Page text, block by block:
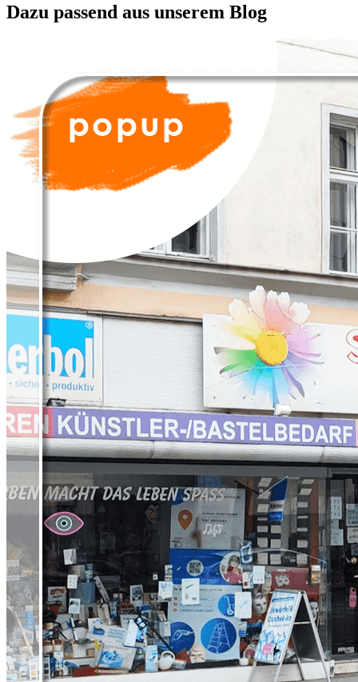
Dazu passend aus unserem Blog